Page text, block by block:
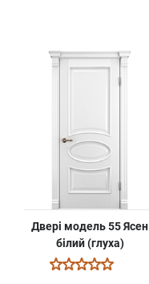
Двері модель 55 Ясен
білий (глуха)